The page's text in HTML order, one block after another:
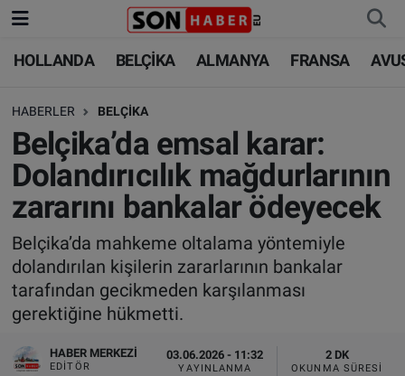
HOLLANDA BELÇİKA ALMANYA FRANSA
HABERLER BELÇİKA
Belçika’da emsal karar:
Dolandırıcılık mağdurlarının
zararını bankalar ödeyecek
Belçika’da mahkeme oltalama yöntemiyle
dolandırılan kişilerin zararlarının bankalar
tarafından gecikmeden karşılanması
gerektiğine hükmetti.
HABER MERKEZI
EDITÖR
03.06.2026 - 11:32
YAYINLANMA
2 DK
OKUNMA SÜRESI
HOLLANDA
BELÇİKA
ALMANYA
FRANSA
AVUSTURYA
SAĞLIK - YAŞAM
BİLİM-TEKNOLOJİ
HOLLANDA
BELÇİKA
ALMANYA
TÜRKİYE
DÜNYA
BİLİM-TEKNOLOJİ
SAĞLIK
Nöbetçi Eczaneler
Hava Durumu
Trafik Durumu
Süper Lig Puan Durumu ve Fikstür
Tüm Manşetler
Son Dakika Haberleri
Haber Arşivi